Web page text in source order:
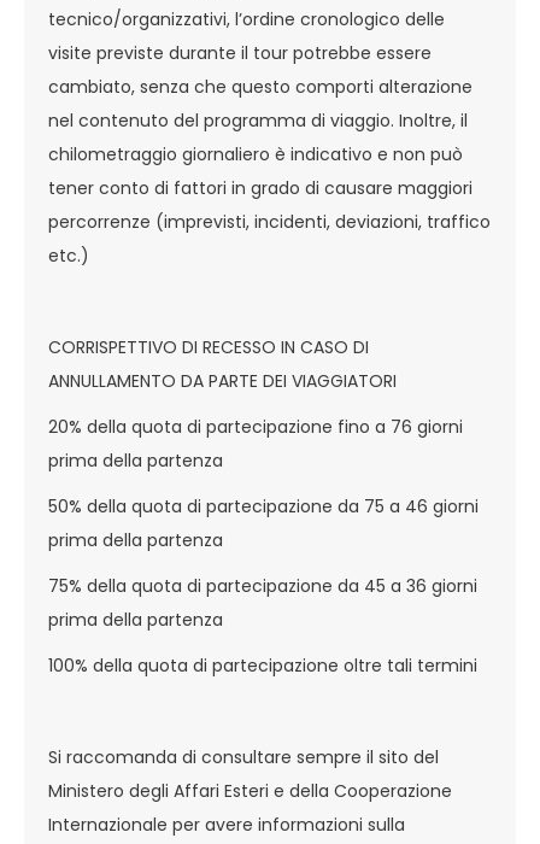
tecnico/organizzativi, l’ordine cronologico delle
visite previste durante il tour potrebbe essere
cambiato, senza che questo comporti alterazione
nel contenuto del programma di viaggio. Inoltre, il
chilometraggio giornaliero è indicativo e non può
tener conto di fattori in grado di causare maggiori
percorrenze (imprevisti, incidenti, deviazioni, traffico
etc.)
CORRISPETTIVO DI RECESSO IN CASO DI
ANNULLAMENTO DA PARTE DEI VIAGGIATORI
20% della quota di partecipazione fino a 76 giorni
prima della partenza
50% della quota di partecipazione da 75 a 46 giorni
prima della partenza
75% della quota di partecipazione da 45 a 36 giorni
prima della partenza
100% della quota di partecipazione oltre tali termini
Si raccomanda di consultare sempre il sito del
Ministero degli Affari Esteri e della Cooperazione
Internazionale per avere informazioni sulla